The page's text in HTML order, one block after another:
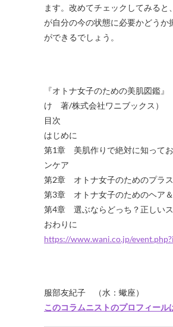
ます。改めてチェックしてみると
が自分の今の状態に必要かどうか
ができるでしょう。
『オトナ女子のための美肌図鑑』
け 著/株式会社ワニブックス）
目次
はじめに
第1章 美肌作りで絶対に知って
ンケア
第2章 オトナ女子のためのプラ
第3章 オトナ女子のためのヘア
第4章 選ぶならどっち？正しい
おわりに
https://www.wani.co.jp/
服部友紀子 （水：蠍座）
このコラムニストのプロフィール